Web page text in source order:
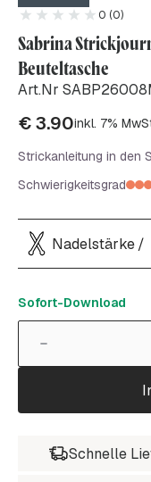
0 (0)
Sabrina
Beuteltasche
Art.Nr
€3.90inkl. 7%
Strickanleitung in den
Schwierigkeitsgrad
Nadelstärke
Sofort-Download
Schnelle